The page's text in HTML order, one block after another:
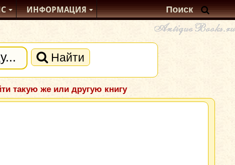
ИНФОРМАЦИЯ
Найти
такую же или другую книгу